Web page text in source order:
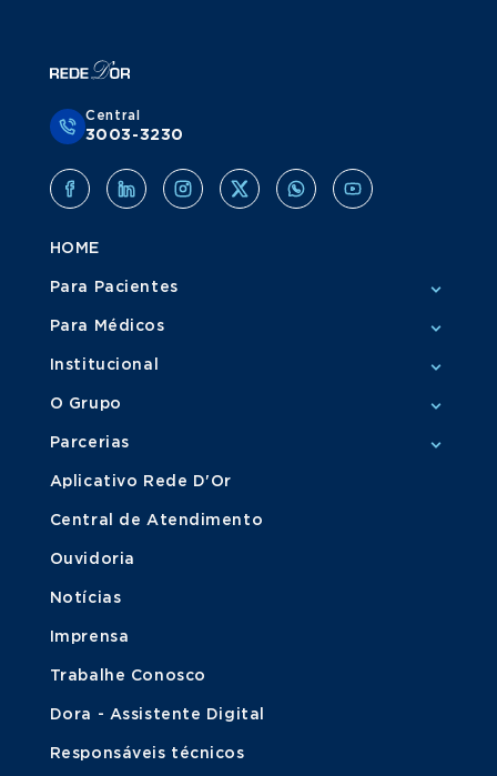
Central
3003-3230
HOME
Para Pacientes
Para Médicos
Institucional
O Grupo
Parcerias
Aplicativo Rede D'Or
Central de Atendimento
Ouvidoria
Notícias
Imprensa
Trabalhe Conosco
Dora - Assistente Digital
Responsáveis técnicos